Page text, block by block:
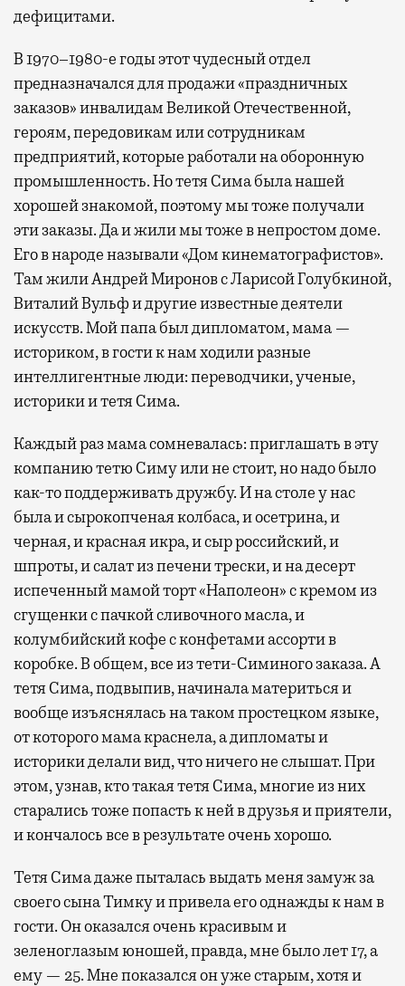
дефицитами.
В 1970–1980-е годы этот чудесный отдел
предназначался для продажи «праздничных
заказов» инвалидам Великой Отечественной,
героям, передовикам или сотрудникам
предприятий, которые работали на оборонную
промышленность. Но тетя Сима была нашей
хорошей знакомой, поэтому мы тоже получали
эти заказы. Да и жили мы тоже в непростом доме.
Его в народе называли «Дом кинематографистов».
Там жили Андрей Миронов с Ларисой Голубкиной,
Виталий Вульф и другие известные деятели
искусств. Мой папа был дипломатом, мама —
историком, в гости к нам ходили разные
интеллигентные люди: переводчики, ученые,
историки и тетя Сима.
Каждый раз мама сомневалась: приглашать в эту
компанию тетю Симу или не стоит, но надо было
как-то поддерживать дружбу. И на столе у нас
была и сырокопченая колбаса, и осетрина, и
черная, и красная икра, и сыр российский, и
шпроты, и салат из печени трески, и на десерт
испеченный мамой торт «Наполеон» с кремом из
сгущенки с пачкой сливочного масла, и
колумбийский кофе с конфетами ассорти в
коробке. В общем, все из тети-Симиного заказа. А
тетя Сима, подвыпив, начинала материться и
вообще изъяснялась на таком простецком языке,
от которого мама краснела, а дипломаты и
историки делали вид, что ничего не слышат. При
этом, узнав, кто такая тетя Сима, многие из них
старались тоже попасть к ней в друзья и приятели,
и кончалось все в результате очень хорошо.
Тетя Сима даже пыталась выдать меня замуж за
своего сына Тимку и привела его однажды к нам в
гости. Он оказался очень красивым и
зеленоглазым юношей, правда, мне было лет 17, а
ему — 25. Мне показался он уже старым, хотя и